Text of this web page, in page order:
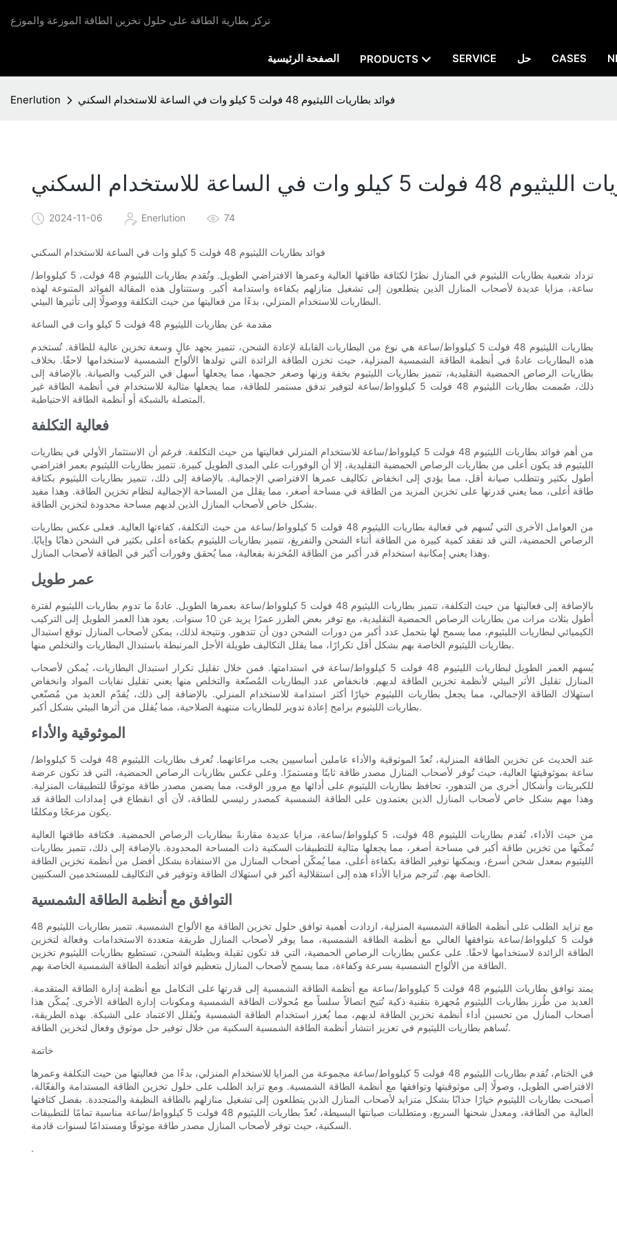
تركز بطارية الطاقة على حلول تخزين الطاقة الموزعة والموزع
الصفحة الرئيسية PRODUCTS SERVICE حل CASES
Enerlution فوائد بطاريات الليثيوم 48 فولت 5 كيلو وات في الساعة للاستخدام السكني
وات في الساعة للاستخدام السكني
2024-11-06 Enerlution 74
فوائد بطاريات الليثيوم 48 فولت 5 كيلو وات في الساعة للاستخدام السكني
تزداد شعبية بطاريات الليثيوم في المنازل نظرًا لكثافة طاقتها العالية وعمرها الافتراضي الطويل. وتُقدم بطاريات الليثيوم 48 فولت، 5 كيلوواط/
ساعة، مزايا عديدة لأصحاب المنازل الذين يتطلعون إلى تشغيل منازلهم بكفاءة واستدامة أكبر. وستتناول هذه المقالة الفوائد المتنوعة لهذه
البطاريات للاستخدام المنزلي، بدءًا من فعاليتها من حيث التكلفة ووصولًا إلى تأثيرها البيئي.
مقدمة عن بطاريات الليثيوم 48 فولت 5 كيلو وات في الساعة
بطاريات الليثيوم 48 فولت 5 كيلوواط/ساعة هي نوع من البطاريات القابلة لإعادة الشحن، تتميز بجهد عالٍ وسعة تخزين عالية للطاقة. تُستخدم
هذه البطاريات عادةً في أنظمة الطاقة الشمسية المنزلية، حيث تخزن الطاقة الزائدة التي تولدها الألواح الشمسية لاستخدامها لاحقًا. بخلاف
بطاريات الرصاص الحمضية التقليدية، تتميز بطاريات الليثيوم بخفة وزنها وصغر حجمها، مما يجعلها أسهل في التركيب والصيانة. بالإضافة إلى
ذلك، صُممت بطاريات الليثيوم 48 فولت 5 كيلوواط/ساعة لتوفير تدفق مستمر للطاقة، مما يجعلها مثالية للاستخدام في أنظمة الطاقة غير
المتصلة بالشبكة أو أنظمة الطاقة الاحتياطية.
فعالية التكلفة
من أهم فوائد بطاريات الليثيوم 48 فولت 5 كيلوواط/ساعة للاستخدام المنزلي فعاليتها من حيث التكلفة. فرغم أن الاستثمار الأولي في بطاريات
الليثيوم قد يكون أعلى من بطاريات الرصاص الحمضية التقليدية، إلا أن الوفورات على المدى الطويل كبيرة. تتميز بطاريات الليثيوم بعمر افتراضي
أطول بكثير وتتطلب صيانة أقل، مما يؤدي إلى انخفاض تكاليف عمرها الافتراضي الإجمالية. بالإضافة إلى ذلك، تتميز بطاريات الليثيوم بكثافة
طاقة أعلى، مما يعني قدرتها على تخزين المزيد من الطاقة في مساحة أصغر، مما يقلل من المساحة الإجمالية لنظام تخزين الطاقة. وهذا مفيد
بشكل خاص لأصحاب المنازل الذين لديهم مساحة محدودة لتخزين الطاقة.
من العوامل الأخرى التي تُسهم في فعالية بطاريات الليثيوم 48 فولت 5 كيلوواط/ساعة من حيث التكلفة، كفاءتها العالية. فعلى عكس بطاريات
الرصاص الحمضية، التي قد تفقد كمية كبيرة من الطاقة أثناء الشحن والتفريغ، تتميز بطاريات الليثيوم بكفاءة أعلى بكثير في الشحن ذهابًا وإيابًا.
وهذا يعني إمكانية استخدام قدر أكبر من الطاقة المُخزنة بفعالية، مما يُحقق وفورات أكبر في الطاقة لأصحاب المنازل.
عمر طويل
بالإضافة إلى فعاليتها من حيث التكلفة، تتميز بطاريات الليثيوم 48 فولت 5 كيلوواط/ساعة بعمرها الطويل. عادةً ما تدوم بطاريات الليثيوم لفترة
أطول بثلاث مرات من بطاريات الرصاص الحمضية التقليدية، مع توفر بعض الطرز عمرًا يزيد عن 10 سنوات. يعود هذا العمر الطويل إلى التركيب
الكيميائي لبطاريات الليثيوم، مما يسمح لها بتحمل عدد أكبر من دورات الشحن دون أن تتدهور. ونتيجة لذلك، يمكن لأصحاب المنازل توقع استبدال
بطاريات الليثيوم الخاصة بهم بشكل أقل تكرارًا، مما يقلل التكاليف طويلة الأجل المرتبطة باستبدال البطاريات والتخلص منها.
يُسهم العمر الطويل لبطاريات الليثيوم 48 فولت 5 كيلوواط/ساعة في استدامتها. فمن خلال تقليل تكرار استبدال البطاريات، يُمكن لأصحاب
المنازل تقليل الأثر البيئي لأنظمة تخزين الطاقة لديهم. فانخفاض عدد البطاريات المُصنّعة والتخلص منها يعني تقليل نفايات المواد وانخفاض
استهلاك الطاقة الإجمالي، مما يجعل بطاريات الليثيوم خيارًا أكثر استدامة للاستخدام المنزلي. بالإضافة إلى ذلك، يُقدّم العديد من مُصنّعي
بطاريات الليثيوم برامج إعادة تدوير للبطاريات منتهية الصلاحية، مما يُقلل من أثرها البيئي بشكل أكبر.
الموثوقية والأداء
عند الحديث عن تخزين الطاقة المنزلية، تُعدّ الموثوقية والأداء عاملين أساسيين يجب مراعاتهما. تُعرف بطاريات الليثيوم 48 فولت 5 كيلوواط/
ساعة بموثوقيتها العالية، حيث تُوفر لأصحاب المنازل مصدر طاقة ثابتًا ومستمرًا. وعلى عكس بطاريات الرصاص الحمضية، التي قد تكون عرضة
للكبريتات وأشكال أخرى من التدهور، تحافظ بطاريات الليثيوم على أدائها مع مرور الوقت، مما يضمن مصدر طاقة موثوقًا للتطبيقات المنزلية.
وهذا مهم بشكل خاص لأصحاب المنازل الذين يعتمدون على الطاقة الشمسية كمصدر رئيسي للطاقة، لأن أي انقطاع في إمدادات الطاقة قد
يكون مزعجًا ومكلفًا.
من حيث الأداء، تُقدم بطاريات الليثيوم 48 فولت، 5 كيلوواط/ساعة، مزايا عديدة مقارنةً ببطاريات الرصاص الحمضية. فكثافة طاقتها العالية
تُمكّنها من تخزين طاقة أكبر في مساحة أصغر، مما يجعلها مثالية للتطبيقات السكنية ذات المساحة المحدودة. بالإضافة إلى ذلك، تتميز بطاريات
الليثيوم بمعدل شحن أسرع، ويمكنها توفير الطاقة بكفاءة أعلى، مما يُمكّن أصحاب المنازل من الاستفادة بشكل أفضل من أنظمة تخزين الطاقة
الخاصة بهم. تُترجم مزايا الأداء هذه إلى استقلالية أكبر في استهلاك الطاقة وتوفير في التكاليف للمستخدمين السكنيين.
التوافق مع أنظمة الطاقة الشمسية
مع تزايد الطلب على أنظمة الطاقة الشمسية المنزلية، ازدادت أهمية توافق حلول تخزين الطاقة مع الألواح الشمسية. تتميز بطاريات الليثيوم 48
فولت 5 كيلوواط/ساعة بتوافقها العالي مع أنظمة الطاقة الشمسية، مما يوفر لأصحاب المنازل طريقة متعددة الاستخدامات وفعالة لتخزين
الطاقة الزائدة لاستخدامها لاحقًا. على عكس بطاريات الرصاص الحمضية، التي قد تكون ثقيلة وبطيئة الشحن، تستطيع بطاريات الليثيوم تخزين
الطاقة من الألواح الشمسية بسرعة وكفاءة، مما يسمح لأصحاب المنازل بتعظيم فوائد أنظمة الطاقة الشمسية الخاصة بهم.
يمتد توافق بطاريات الليثيوم 48 فولت 5 كيلوواط/ساعة مع أنظمة الطاقة الشمسية إلى قدرتها على التكامل مع أنظمة إدارة الطاقة المتقدمة.
العديد من طُرز بطاريات الليثيوم مُجهزة بتقنية ذكية تُتيح اتصالاً سلساً مع مُحولات الطاقة الشمسية ومكونات إدارة الطاقة الأخرى. يُمكّن هذا
أصحاب المنازل من تحسين أداء أنظمة تخزين الطاقة لديهم، مما يُعزز استخدام الطاقة الشمسية ويُقلل الاعتماد على الشبكة. بهذه الطريقة،
تُساهم بطاريات الليثيوم في تعزيز انتشار أنظمة الطاقة الشمسية السكنية من خلال توفير حل موثوق وفعال لتخزين الطاقة.
خاتمة
في الختام، تُقدم بطاريات الليثيوم 48 فولت 5 كيلوواط/ساعة مجموعة من المزايا للاستخدام المنزلي، بدءًا من فعاليتها من حيث التكلفة وعمرها
الافتراضي الطويل، وصولًا إلى موثوقيتها وتوافقها مع أنظمة الطاقة الشمسية. ومع تزايد الطلب على حلول تخزين الطاقة المستدامة والفعّالة،
أصبحت بطاريات الليثيوم خيارًا جذابًا بشكل متزايد لأصحاب المنازل الذين يتطلعون إلى تشغيل منازلهم بالطاقة النظيفة والمتجددة. بفضل كثافتها
العالية من الطاقة، ومعدل شحنها السريع، ومتطلبات صيانتها البسيطة، تُعدّ بطاريات الليثيوم 48 فولت 5 كيلوواط/ساعة مناسبة تمامًا للتطبيقات
السكنية، حيث توفر لأصحاب المنازل مصدر طاقة موثوقًا ومستدامًا لسنوات قادمة.
.